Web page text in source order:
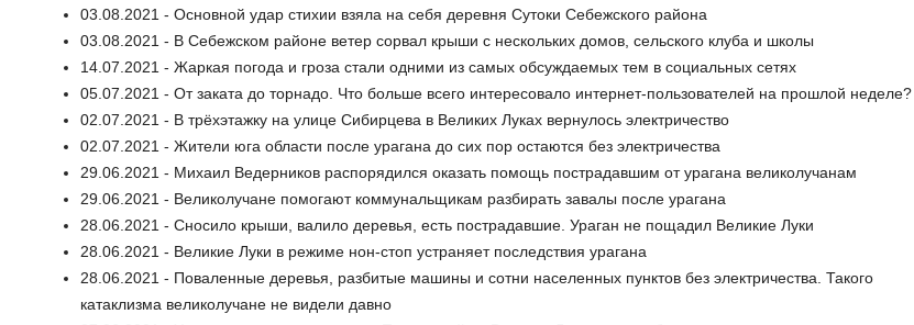
03.08.2021 - Основной удар стихии взяла на себя деревня Сутоки Себежского района
03.08.2021 - В Себежском районе ветер сорвал крыши с нескольких домов, сельского клуба и школы
14.07.2021 - Жаркая погода и гроза стали одними из самых обсуждаемых тем в социальных сетях
05.07.2021 - От заката до торнадо. Что больше всего интересовало интернет-пользователей на прошлой неделе?
02.07.2021 - В трёхэтажку на улице Сибирцева в Великих Луках вернулось электричество
02.07.2021 - Жители юга области после урагана до сих пор остаются без электричества
29.06.2021 - Михаил Ведерников распорядился оказать помощь пострадавшим от урагана великолучанам
29.06.2021 - Великолучане помогают коммунальщикам разбирать завалы после урагана
28.06.2021 - Сносило крыши, валило деревья, есть пострадавшие. Ураган не пощадил Великие Луки
28.06.2021 - Великие Луки в режиме нон-стоп устраняет последствия урагана
28.06.2021 - Поваленные деревья, разбитые машины и сотни населенных пунктов без электричества. Такого
катаклизма великолучане не видели давно